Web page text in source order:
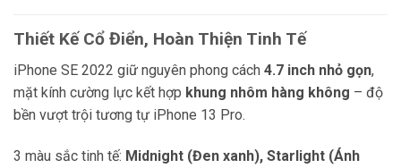
Thiết Kế Cổ Điển, Hoàn Thiện Tinh Tế
iPhone SE 2022 giữ nguyên phong cách 4.7 inch nhỏ gọn,
mặt kính cường lực kết hợp khung nhôm hàng không – độ
bền vượt trội tương tự iPhone 13 Pro.
3 màu sắc tinh tế: Midnight (Đen xanh), Starlight (Ánh